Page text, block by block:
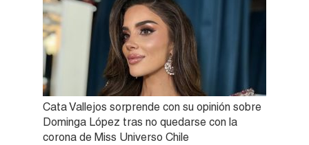
Cata Vallejos sorprende con su opinión sobre
Dominga López tras no quedarse con la
corona de Miss Universo Chile